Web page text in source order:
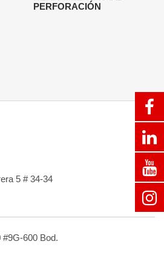
PERFORACIÓN
5 # 34-34
#9G-600 Bod.